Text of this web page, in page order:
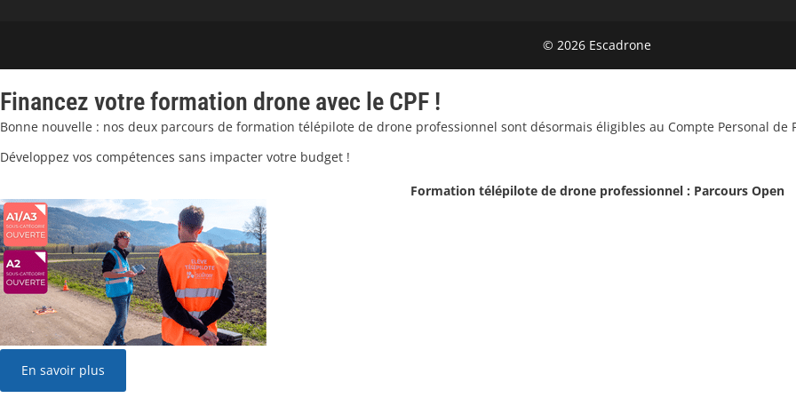
© 2026 Escadrone
Financez votre formation drone avec le CPF !
Bonne nouvelle : nos deux parcours de formation télépilote de drone professionnel sont désormais éligibles au Compte Personal de
Développez vos compétences sans impacter votre budget !
Formation télépilote de drone professionnel : Parcours Open
En savoir plus